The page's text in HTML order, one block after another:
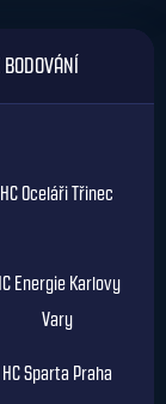
HC Oceláři Třinec
Energie Karlovy
Vary
HC Sparta Praha